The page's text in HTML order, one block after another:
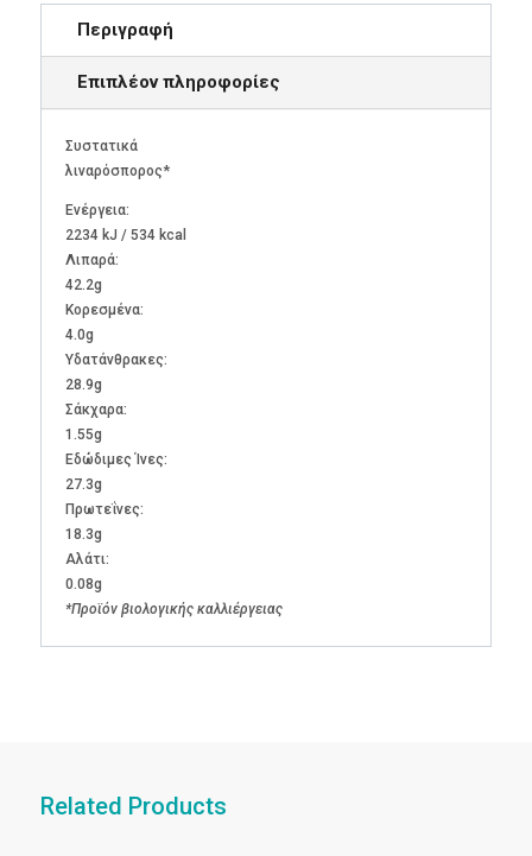
Περιγραφή
Επιπλέον πληροφορίες
Συστατικά
λιναρόσπορος*
Ενέργεια:
2234 kJ / 534 kcal
Λιπαρά:
42.2g
Kορεσμένα:
4.0g
Υδατάνθρακες:
28.9g
Σάκχαρα:
1.55g
Εδώδιμες Ίνες:
27.3g
Πρωτεΐνες:
18.3g
Αλάτι:
0.08g
*Προϊόν βιολογικής καλλιέργειας
Related Products